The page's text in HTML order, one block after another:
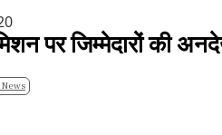
पर जिम्मेदारों की